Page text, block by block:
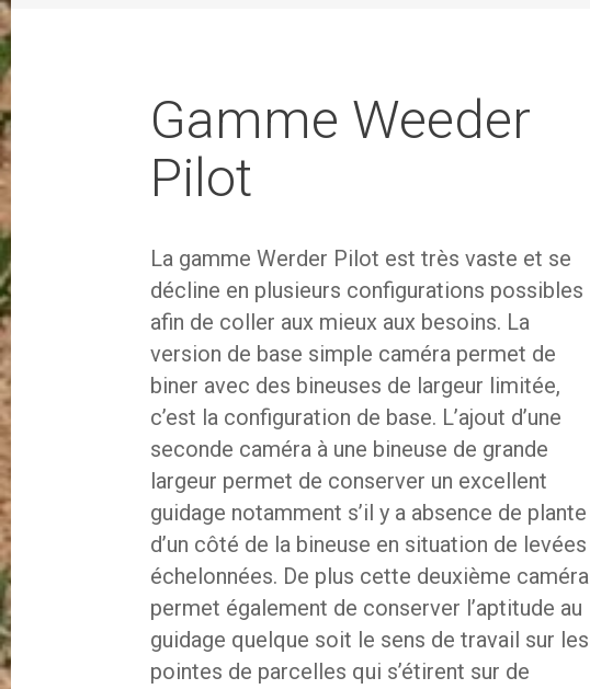
Gamme Weeder
Pilot
La gamme Werder Pilot est très vaste et se
décline en plusieurs configurations possibles
afin de coller aux mieux aux besoins. La
version de base simple caméra permet de
biner avec des bineuses de largeur limitée,
c’est la configuration de base. L’ajout d’une
seconde caméra à une bineuse de grande
largeur permet de conserver un excellent
guidage notamment s’il y a absence de plante
d’un côté de la bineuse en situation de levées
échelonnées. De plus cette deuxième caméra
permet également de conserver l’aptitude au
guidage quelque soit le sens de travail sur les
pointes de parcelles qui s’étirent sur de